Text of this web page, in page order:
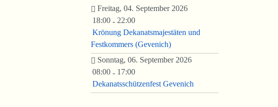
Freitag, 04. September 2026
18:00 - 22:00
Krönung Dekanatsmajestäten und
Festkommers (Gevenich)
Sonntag, 06. September 2026
08:00 - 17:00
Dekanatsschützenfest Gevenich